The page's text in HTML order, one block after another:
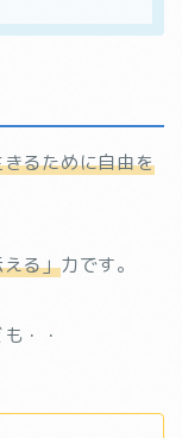
るために自由を
る」力です。
・・